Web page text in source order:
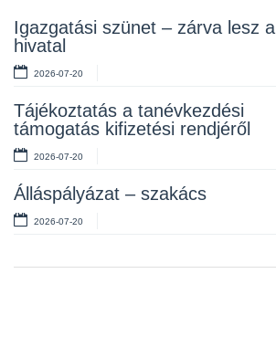
Igazgatási szünet – zárva lesz a
hivatal
2026-07-20
Tájékoztatás a tanévkezdési
támogatás kifizetési rendjéről
2026-07-20
Álláspályázat – szakács
2026-07-20
Rendelet kihirdetése
2026-07-10
Álláspályázat – takarító
2026-07-06